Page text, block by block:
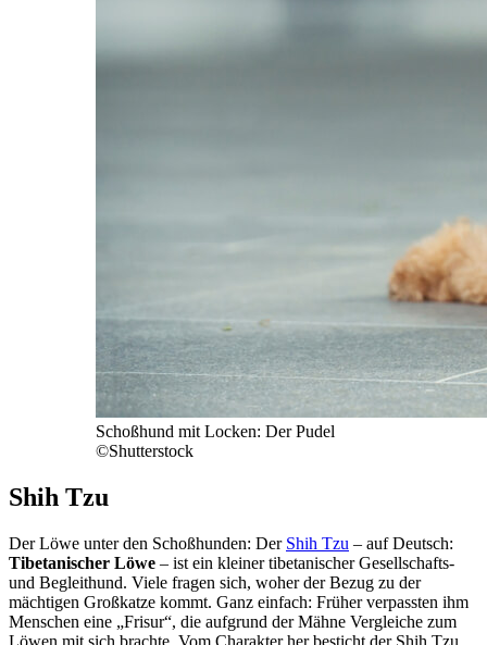
Schoßhund mit Locken: Der Pudel
©Shutterstock
Shih Tzu
Der Löwe unter den Schoßhunden: Der Shih Tzu – auf Deutsch:
Tibetanischer Löwe – ist ein kleiner tibetanischer Gesellschafts-
und Begleithund. Viele fragen sich, woher der Bezug zu der
mächtigen Großkatze kommt. Ganz einfach: Früher verpassten ihm
Menschen eine „Frisur“, die aufgrund der Mähne Vergleiche zum
Löwen mit sich brachte. Vom Charakter her besticht der Shih Tzu